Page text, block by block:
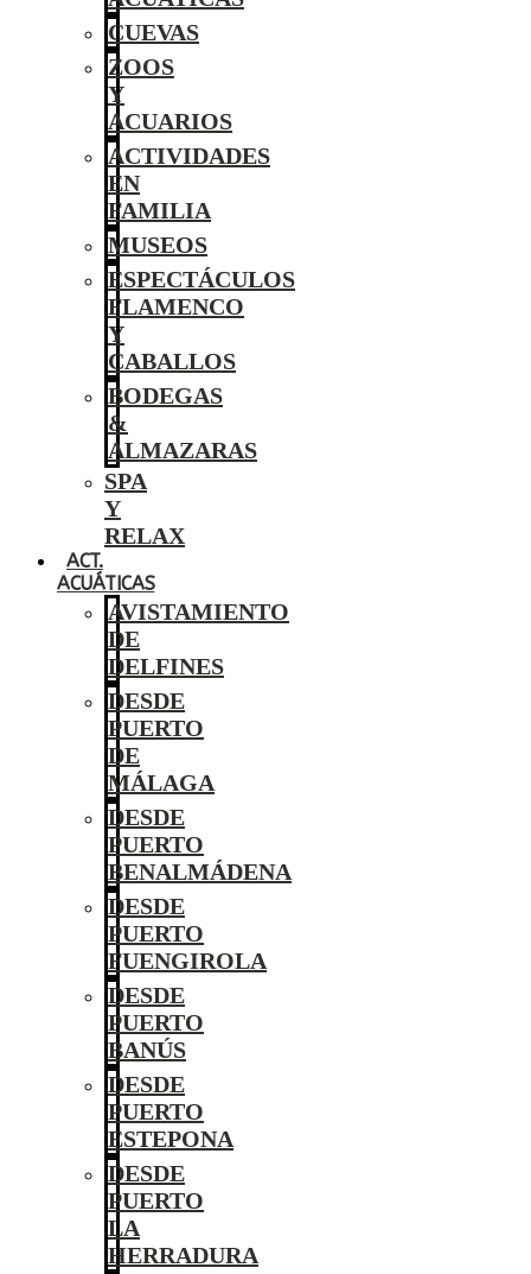
CUEVAS
ZOOS
Y
ACUARIOS
ACTIVIDADES
EN
FAMILIA
MUSEOS
ESPECTÁCULOS
FLAMENCO
Y
CABALLOS
BODEGAS
&
ALMAZARAS
SPA
Y
RELAX
ACT.
ACUÁTICAS
AVISTAMIENTO
DE
DELFINES
DESDE
PUERTO
DE
MÁLAGA
DESDE
PUERTO
BENALMÁDENA
DESDE
PUERTO
FUENGIROLA
DESDE
PUERTO
BANÚS
DESDE
PUERTO
ESTEPONA
DESDE
PUERTO
LA
HERRADURA